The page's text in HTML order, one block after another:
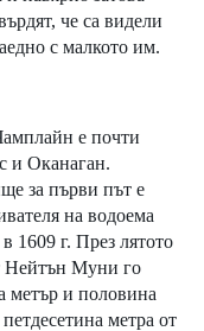
че са видели
с малкото им.
е почти
и Оканаган.
за първи път е
на водоема
1609 г. През лятото
Нейтън Муни го
метър и половина
метра от